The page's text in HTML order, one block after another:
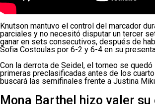
Knutson mantuvo el control del marcador
parciales y no necesitó disputar un tercer
ganar en sets consecutivos, después de
Sofia Costoulas por 6-2 y 6-4 en su
Con la derrota de Seidel, el torneo se
primeras preclasificadas antes de los
buscará las semifinales frente a Justina
Mona Barthel hizo valer